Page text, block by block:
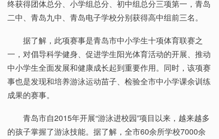
终获得团体总分、小学组总分、初中组总分三项第一，青岛
二中、青岛九中、青岛电子学校分别获得高中组前三名。
据了解，此项赛事是青岛市中小学生十项体育联赛之
一，对倡导科学健身、促进学生阳光体育活动的开展、推动
中小学生全面发展和健康成长起到重要作用。同时，该项赛
事也是发现和培养游泳运动苗子、检验全市中小学课余训练
成果的赛事。
青岛市自2015年开展“游泳进校园”项目以来，越来越多
的孩子掌握了游泳技能。据了解，全市60余所学校7000余